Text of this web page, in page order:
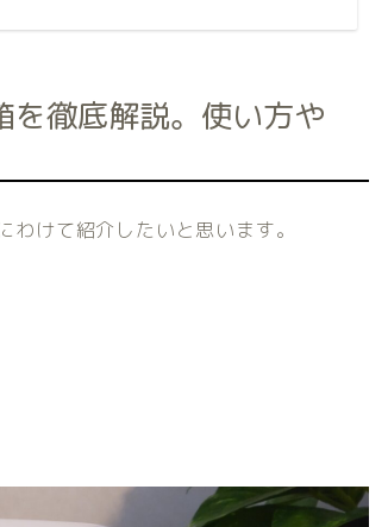
徹底解説。使い方や
けて紹介したいと思います。